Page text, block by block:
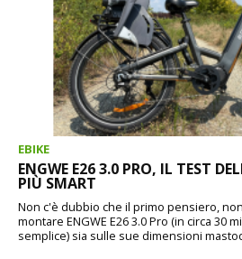
EBIKE
ENGWE E26 3.0 PRO, IL TEST
PIÙ SMART
Non c'è dubbio che il primo pensiero,
montare ENGWE E26 3.0 Pro (in circa 30
semplice) sia sulle sue dimensioni